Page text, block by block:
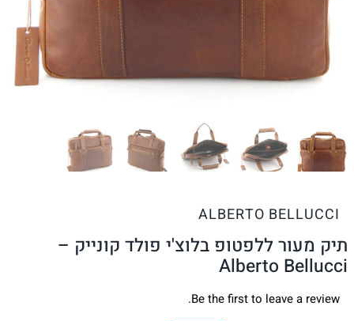
ALBERTO BELLUCCI
תיק מעור ללפטופ בלוצ'י פולד קונייק –
Alberto Bellucci
Be the first to leave a review.